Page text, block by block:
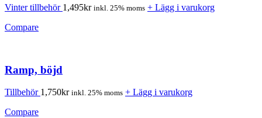
Vinter tillbehör 1,495kr inkl. 25% moms + Lägg i varukorg
Compare
Ramp, böjd
Tillbehör 1,750kr inkl. 25% moms + Lägg i varukorg
Compare